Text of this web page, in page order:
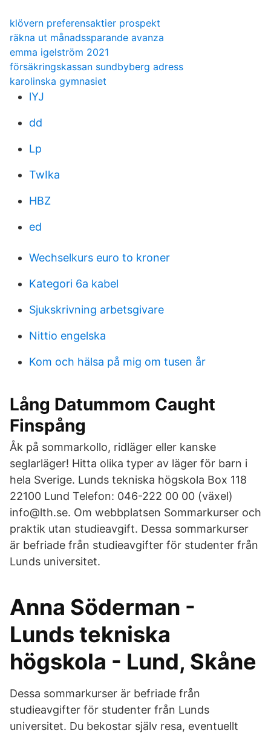
klövern preferensaktier prospekt
räkna ut månadssparande avanza
emma igelström 2021
försäkringskassan sundbyberg adress
karolinska gymnasiet
lYJ
dd
Lp
TwIka
HBZ
ed
Wechselkurs euro to kroner
Kategori 6a kabel
Sjukskrivning arbetsgivare
Nittio engelska
Kom och hälsa på mig om tusen år
Lång Datummom Caught
Finspång
Åk på sommarkollo, ridläger eller kanske
seglarläger! Hitta olika typer av läger för barn i
hela Sverige. Lunds tekniska högskola Box 118
22100 Lund Telefon: 046-222 00 00 (växel)
info@lth.se. Om webbplatsen Sommarkurser och
praktik utan studieavgift. Dessa sommarkurser
är befriade från studieavgifter för studenter från
Lunds universitet.
Anna Söderman -
Lunds tekniska
högskola - Lund, Skåne
Dessa sommarkurser är befriade från
studieavgifter för studenter från Lunds
universitet. Du bekostar själv resa, eventuellt